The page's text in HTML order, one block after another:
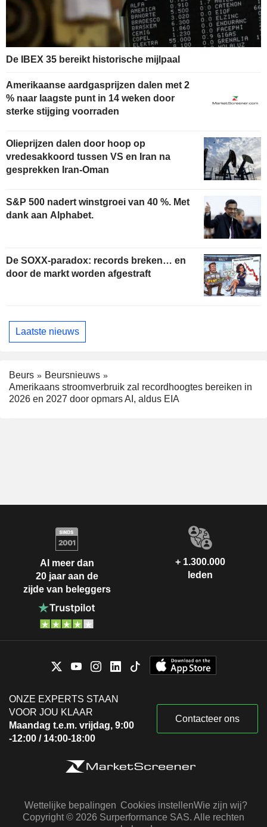
De IBEX 35 bereikt historische mijlpaal
Amerikaanse aardgasprijzen dalen met 2
% naar laagste punt in 14 weken door
sterke stijging voorraden
Olieprijzen dalen door hoop op
vredesakkoord tussen VS en Iran na
gesprekken Iran-Oman
S&P 500 nadert winstgroei van 40 %. Met
dank aan Alphabet.
De SOXX-paradox: records breken… en
door de markt worden afgestraft
Laatste nieuws
Beurs
Beursnieuws
Amerikaans stroomverbruik zal recordhoogtes bereiken in
2026 en 2027 door opmars AI, aldus EIA
Al meer dan
20 jaar aan de
zijde van beleggers
+ 1.300.000
leden
ONZE EXPERTS STAAN
VOOR JOU KLAAR
Maandag t.e.m. vrijdag, 9:00
-12:00 / 14:00-18:00
Contacteer ons
Wettelijke bepalingen Cookies instellenWie zijn wij?
Copyright © 2026 Surperformance SAS. Alle rechten